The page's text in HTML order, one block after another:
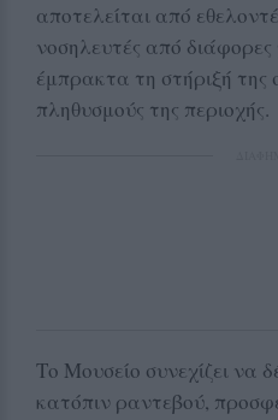
αποτελείται από
νοσηλευτές από διάφορες
έμπρακτα τη στήριξή της
πληθυσμούς της περιοχής.
Το Μουσείο συνεχίζει να
κατόπιν ραντεβού,